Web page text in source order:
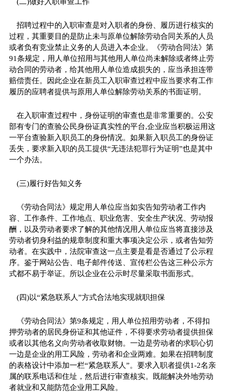
招聘过程中的入职审查是对入职者的身份、履历进行核实的
过程，其重要目的是防止未与原单位解除劳动合同关系的人员
或者负有竞业禁止义务的人员进入本企业。《劳动合同法》第
91条规定，用人单位招用与其他用人单位尚未解除或者终止劳
动合同的劳动者，给其他用人单位造成损失的，应当承担连带
赔偿责任。因此企业在新员工入职审查过程中应当要求有工作
履历的应聘者提供与原用人单位解除劳动关系的书面证明。
在入职审查过程中，身份证明的审查也是非常重要的。公安
部有专门的查验公民身份证真实性的平台,企业应当积极运用这
一平台查验新入职员工的身份情况。如果新入职员工的身份证
丢失，要求新入职的员工提供“无违法犯罪行为证明”也是其中
一个办法。
(三)履行好告知义务
《劳动合同法》规定用人单位应当如实告知劳动者工作内
容、工作条件、工作地点、职业危害、安全生产状况、劳动报
酬，以及劳动者要求了解的其他情况用人单位应当将直接涉及
劳动者切身利益的规章制度和重大事项决定公示，或者告知劳
动者。在实践中，法院审查这一点主要是看是否通过了公示程
序。鉴于网站公告、电子邮件传送、宣传栏公告这三种公示方
式都不易于举证。所以企业在公示时尽量采取书面形式。
(四)以“紧急联系人”方式合法地实现就职担保
《劳动合同法》第9条规定，用人单位招用劳动者，不得扣
押劳动者的居民身份证和其他证件，不得要求劳动者提供担保
或者以其他名义向劳动者收取财物。一边是劳动者的求职心切
一边是企业的用工风险，劳动者和企业两难。如果在招聘制度
的表格设计中添加一栏“紧急联系人”。要求入职者提供1-2名亲
属的联系电话和住址，然后进行审查核实。既能解决外地劳动
者就业和又能防范企业用工风险。